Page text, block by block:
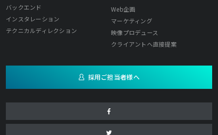
バックエンド
インスタレーション
テクニカルディレクション
Web企画
マーケティング
映像プロデュース
クライアントへ直接提案
採用ご担当者様へ